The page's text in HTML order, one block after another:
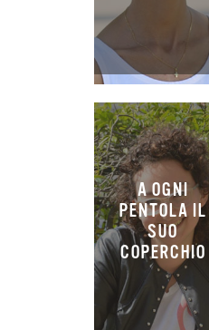
A OGNI
PENTOLA IL
SUO
COPERCHIO